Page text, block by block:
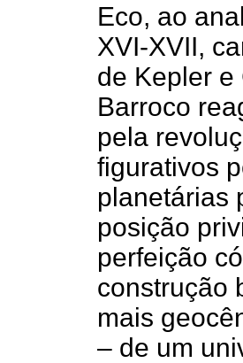
Eco, ao
XVI-XVII,
de Kepler e
Barroco
pela
figurativos
planetárias
posição
perfeição
construção
mais
– de um